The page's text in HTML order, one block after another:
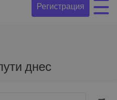
Регистрация
днес